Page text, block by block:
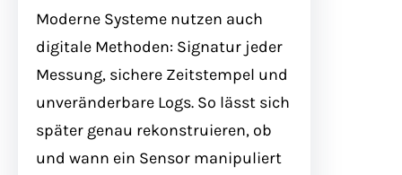
Moderne Systeme nutzen auch
digitale Methoden: Signatur jeder
Messung, sichere Zeitstempel und
unveränderbare Logs. So lässt sich
später genau rekonstruieren, ob
und wann ein Sensor manipuliert